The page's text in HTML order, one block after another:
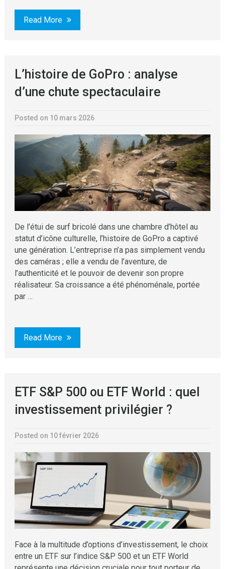
Read More
L’histoire de GoPro : analyse
d’une chute spectaculaire
Posted on 10 mars 2026
De l’étui de surf bricolé dans une chambre d’hôtel au
statut d’icône culturelle, l’histoire de GoPro a captivé
une génération. L’entreprise n’a pas simplement vendu
des caméras ; elle a vendu de l’aventure, de
l’authenticité et le pouvoir de devenir son propre
réalisateur. Sa croissance a été phénoménale, portée
par …
Read More
ETF S&P 500 ou ETF World : quel
investissement privilégier ?
Posted on 10 février 2026
Face à la multitude d’options d’investissement, le choix
entre un ETF sur l’indice S&P 500 et un ETF World